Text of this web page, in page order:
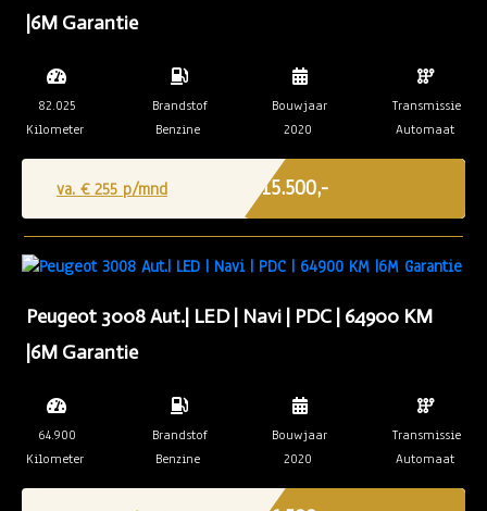
|6M Garantie
82.025
Kilometer
Brandstof
Benzine
Bouwjaar
2020
Transmissie
Automaat
va. € 255 p/mnd € 15.500,-
Peugeot 3008 Aut.| LED | Navi | PDC | 64900 KM
|6M Garantie
64.900
Kilometer
Brandstof
Benzine
Bouwjaar
2020
Transmissie
Automaat